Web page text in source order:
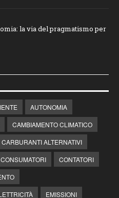
la via del pragmatismo per
AUTONOMIA
CAMBIAMENTO CLIMATICO
CARBURANTI ALTERNATIVI
CONSUMATORI
CONTATORI
EMISSIONI